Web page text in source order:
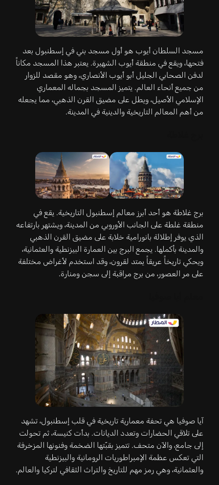
مسجد السلطان أيوب هو أول مسجد بني في إسطنبول بعد
فتحها، ويقع في منطقة أيوب الشهيرة. يعتبر هذا المسجد مكاناً
لدفن الصحابي الجليل أبو أيوب الأنصاري، وهو مقصد للزوار
من جميع أنحاء العالم. يتميز المسجد بجماله المعماري
الإسلامي الأصيل، ويطل على مضيق القرن الذهبي، مما يجعله
من أهم المعالم التاريخية والدينية في المدينة.
برج غلاطة هو أحد أبرز معالم إسطنبول التاريخية. يقع في
منطقة غلطة على الجانب الأوروبي من المدينة، ويشتهر بارتفاعه
الذي يوفر إطلالة بانورامية خلابة على مضيق القرن الذهبي
والمدينة بأكملها. يجمع البرج بين العمارة البيزنطية والعثمانية،
ويحكي تاريخاً عريقاً يمتد لقرون، وقد استخدم لأغراض مختلفة
على مر العصور، من برج مراقبة إلى سجن ومنارة.
آيا صوفيا هي تحفة معمارية تاريخية في قلب إسطنبول، تشهد
على تلاقي الحضارات وتعدد الديانات. بدأت كنيسة، ثم تحولت
إلى جامع، والآن متحف. تتميز بقبّتها الضخمة وفنونها المزخرفة
التي تعكس عظمة الإمبراطوريات الرومانية والبيزنطية
والعثمانية، وهي رمز مهم للتاريخ والتراث الثقافي لتركيا والعالم.